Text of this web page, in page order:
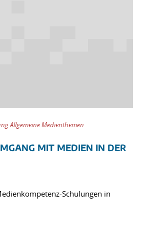
Allgemeine Medienthemen
MIT MEDIEN IN DER
Schulungen in